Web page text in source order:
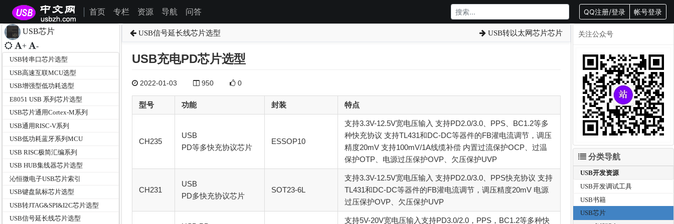
首页 专栏 资源 导航 问答 QQ注册/登录 帐号登录
USB芯片
+ -
USB转串口芯片选型
USB高速互联MCU选型
USB增强型低功耗选型
E8051 USB 系列芯片选型
USB芯片通用Cortex-M系列
USB通用RISC-V系列
USB低功耗蓝牙系列MCU
USB RISC极简汇编系列
USB HUB集线器芯片选型
沁恒微电子USB芯片索引
USB键盘鼠标芯片选型
USB转JTAG&SPI&I2C芯片选型
USB信号延长线芯片选型
USB信号延长线芯片选型 USB转以太网芯片芯片
USB充电PD芯片选型
2022-01-03 950 0
型号 功能 封装 特点
CH235
USB
PD等多快充协议芯片
ESSOP10
支持3.3V-12.5V宽电压输入 支持PD2.0/3.0、PPS、BC1.2等多
种快充协议 支持TL431和DC-DC等器件的FB灌电流调节，调压
精度20mV 支持100mV/1A线缆补偿 内置过流保护OCP、过温
保护OTP、电源过压保护OVP、欠压保护UVP
CH231
USB
PD多快充协议芯片
SOT23-6L
支持3.3V-12.5V宽电压输入 支持PD2.0/3.0、PPS快充协议 支持
TL431和DC-DC等器件的FB灌电流调节，调压精度20mV 电源
过压保护OVP、欠压保护UVP
支持5V-20V宽电压输入支持PD3.0/2.0，PPS，BC1.2等多种快
关注公众号
分类导航
USB开发资源
USB开发调试工具
USB书籍
USB芯片